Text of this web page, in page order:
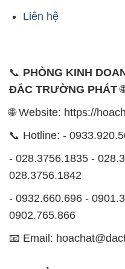
Liên hệ
📞 PHÒNG KINH
ĐẮC TRƯỜNG PHÁT
🌐 Website: https://
📞 Hotline: -
- 028.3756.1835 -
028.3756.1842
- 0932.660.696 -
0902.765.866
📧 Email: